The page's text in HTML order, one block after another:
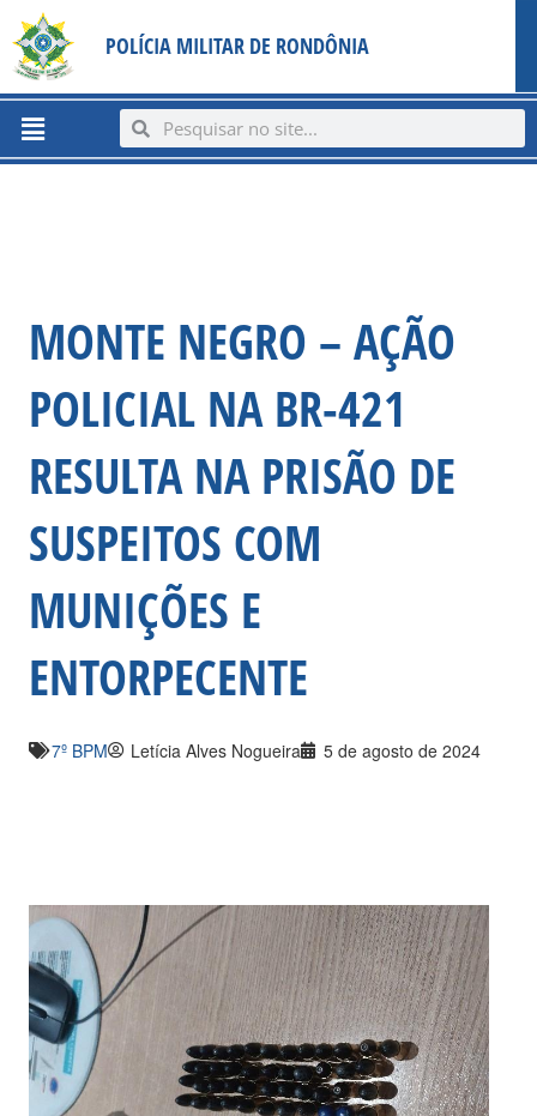
content
para
conteúdo
POLÍCIA MILITAR DE RONDÔNIA
Menu SearchSearch
MONTE NEGRO – AÇÃO
POLICIAL NA BR-421
RESULTA NA PRISÃO DE
SUSPEITOS COM
MUNIÇÕES E
ENTORPECENTE
7º BPM Letícia Alves Nogueira 5 de agosto de 2024